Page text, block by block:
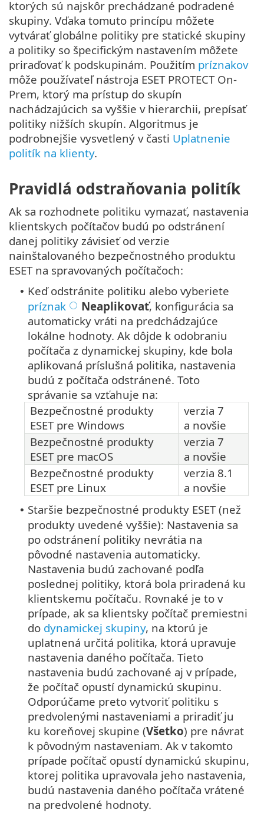
ktorých sú najskôr prechádzané podradené
skupiny. Vďaka tomuto princípu môžete
vytvárať globálne politiky pre statické skupiny
a politiky so špecifickým nastavením môžete
priraďovať k podskupinám. Použitím príznakov
môže používateľ nástroja ESET PROTECT On-
Prem, ktorý ma prístup do skupín
nachádzajúcich sa vyššie v hierarchii, prepísať
politiky nižších skupín. Algoritmus je
podrobnejšie vysvetlený v časti Uplatnenie
politík na klienty.
Pravidlá odstraňovania politík
Ak sa rozhodnete politiku vymazať, nastavenia
klientskych počítačov budú po odstránení
danej politiky závisieť od verzie
nainštalovaného bezpečnostného produktu
ESET na spravovaných počítačoch:
• Keď odstránite politiku alebo vyberiete
príznak
Neaplikovať, konfigurácia sa
automaticky vráti na predchádzajúce
lokálne hodnoty. Ak dôjde k odobraniu
počítača z dynamickej skupiny, kde bola
aplikovaná príslušná politika, nastavenia
budú z počítača odstránené. Toto
správanie sa vzťahuje na:
Bezpečnostné produkty
ESET pre Windows
verzia 7
a novšie
Bezpečnostné produkty
ESET pre macOS
verzia 7
a novšie
Bezpečnostné produkty
ESET pre Linux
verzia 8.1
a novšie
• Staršie bezpečnostné produkty ESET (než
produkty uvedené vyššie): Nastavenia sa
po odstránení politiky nevrátia na
pôvodné nastavenia automaticky.
Nastavenia budú zachované podľa
poslednej politiky, ktorá bola priradená ku
klientskemu počítaču. Rovnaké je to v
prípade, ak sa klientsky počítač premiestni
do dynamickej skupiny, na ktorú je
uplatnená určitá politika, ktorá upravuje
nastavenia daného počítača. Tieto
nastavenia budú zachované aj v prípade,
že počítač opustí dynamickú skupinu.
Odporúčame preto vytvoriť politiku s
predvolenými nastaveniami a priradiť ju
ku koreňovej skupine (Všetko) pre návrat
k pôvodným nastaveniam. Ak v takomto
prípade počítač opustí dynamickú skupinu,
ktorej politika upravovala jeho nastavenia,
budú nastavenia daného počítača vrátené
na predvolené hodnoty.